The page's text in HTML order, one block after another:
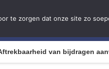
van bijdragen
te zorgen dat onze site zo